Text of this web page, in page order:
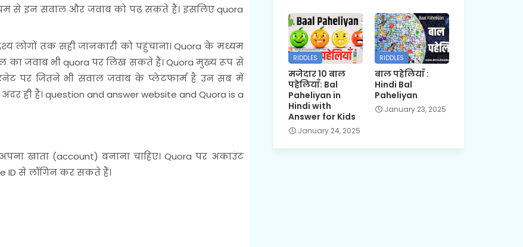
से इन सवाल और जवाब को पढ़ सकते हैं। इसलिए quora
लोगों तक सही जानकारी को पहुंचाना। Quora के मध्यम
का जवाब भी quora पर लिख सकते हैं। Quora मुख्य रूप से
पर जितने भी सवाल जवाब के प्लेटफार्म है उन सब में
ही है। question and answer website and Quora is a
खाता (account) बनाना चाहिए। Quora पर अकाउंट
ID से लॉगिन कर सकते हैं।
RIDDLES
मजेदार 10 बाल
पहेलियाँ: Bal
Paheliyan in
Hindi with
Answer for Kids
January 24, 2025
RIDDLES
बाल पहेलियाँ :
Hindi Bal
Paheliyan
January 23, 2025